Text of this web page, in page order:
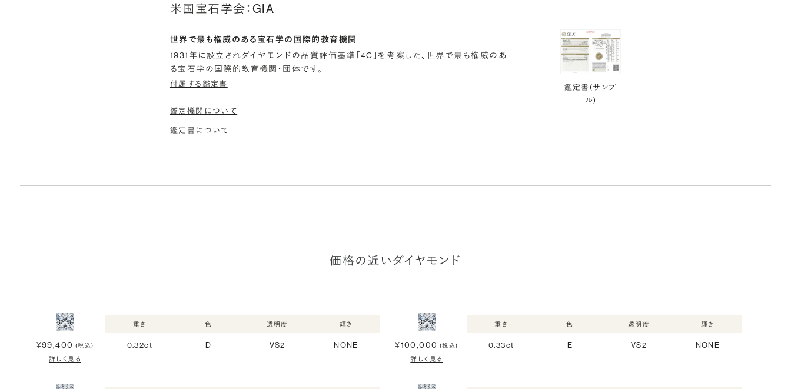
米国宝石学会：GIA
世界で最も権威のある宝石学の国際的教育機関
1931年に設立されダイヤモンドの品質評価基準「4C」を考案した、世界で最も権威のあ
る宝石学の国際的教育機関・団体です。
付属する鑑定書
鑑定機関について
鑑定書について
鑑定書(サンプ
ル)
価格の近いダイヤモンド
¥99,400 (税込)
詳しく見る
重さ
0.32ct
色
D
透明度
VS2
輝き
NONE ¥100,000 (税込)
詳しく見る
重さ
0.33ct
色
E
透明度
VS2
輝き
NONE